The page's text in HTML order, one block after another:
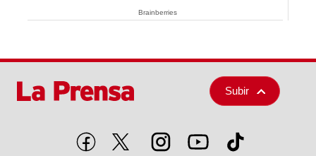
Brainberries
Subir